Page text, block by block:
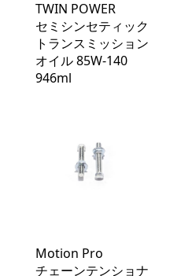
TWIN POWER
セミシンセティック
トランスミッション
オイル 85W-140
946ml
Motion Pro
チェーンテンショナ